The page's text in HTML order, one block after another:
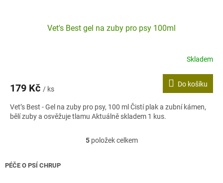
Vet's Best gel na zuby pro psy 100ml
Skladem
179 Kč / ks
Do košíku
Vet’s Best - Gel na zuby pro psy, 100 ml Čistí plak a zubní kámen,
bělí zuby a osvěžuje tlamu Aktuálně skladem 1 kus.
O
5položek celkem
PÉČE O PSÍ CHRUP